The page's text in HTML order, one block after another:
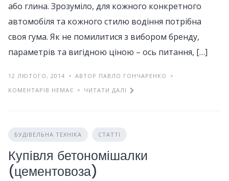
або глина. Зрозуміло, для кожного конкретного
автомобіля та кожного стилю водіння потрібна
своя гума. Як не помилитися з вибором бренду,
параметрів та вигідною ціною – ось питання, […]
12 ЛЮТОГО, 2014
АВТОР ПАВЛО ГОНЧАРЕНКО
КОМЕНТАРІВ НЕМАЄ
ЧИТАТИ ДАЛІ
БУДІВЕЛЬНА ТЕХНІКА СТАТТІ
Купівля бетономішалки
(цементовоза)